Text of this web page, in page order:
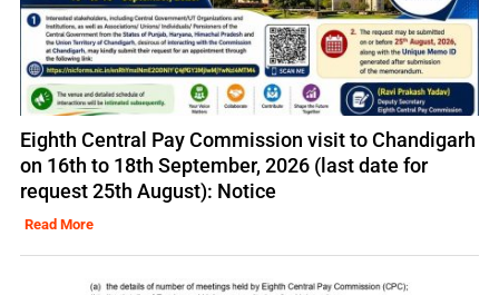
Eighth Central Pay Commission visit to Chandigarh
on 16th to 18th September, 2026 (last date for
request 25th August): Notice
Read More